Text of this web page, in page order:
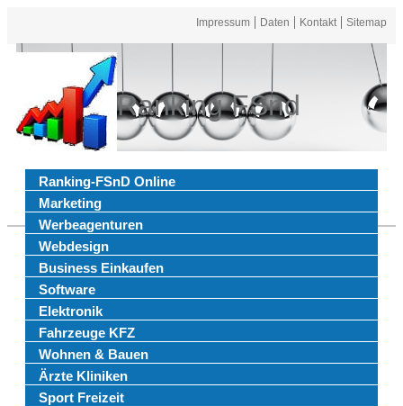
Impressum Daten Kontakt Sitemap
Ranking FSnd
Ranking-FSnD Online
Marketing
Werbeagenturen
Webdesign
Business Einkaufen
Software
Elektronik
Fahrzeuge KFZ
Wohnen & Bauen
Ärzte Kliniken
Sport Freizeit